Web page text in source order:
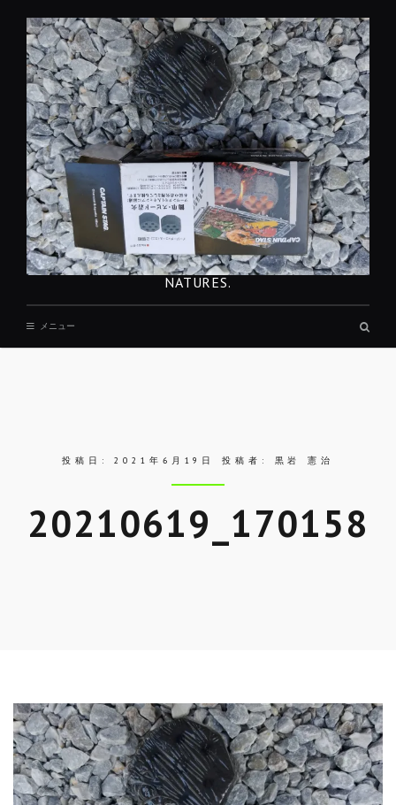
NATURES.
メニュー
投稿日:2021年6月19日 投稿者: 黒岩 憲治
20210619_170158